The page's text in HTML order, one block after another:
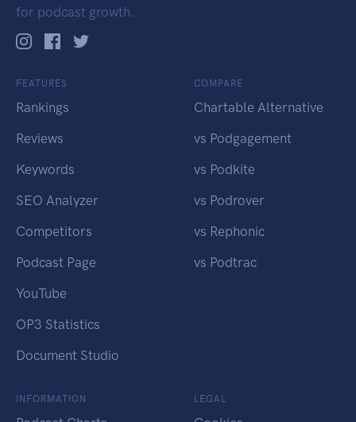
for podcast growth.
FEATURES
Rankings
Reviews
Keywords
SEO Analyzer
Competitors
Podcast Page
YouTube
OP3 Statistics
Document Studio
COMPARE
Chartable Alternative
vs Podgagement
vs Podkite
vs Podrover
vs Rephonic
vs Podtrac
INFORMATION LEGAL